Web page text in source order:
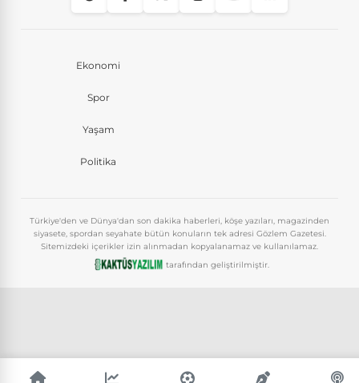
Ekonomi
Spor
Yaşam
Politika
Türkiye'den ve Dünya'dan son dakika haberleri, köşe yazıları, magazinden
siyasete, spordan seyahate bütün konuların tek adresi Gözlem Gazetesi.
Sitemizdeki içerikler izin alınmadan kopyalanamaz ve kullanılamaz.
tarafından geliştirilmiştir.